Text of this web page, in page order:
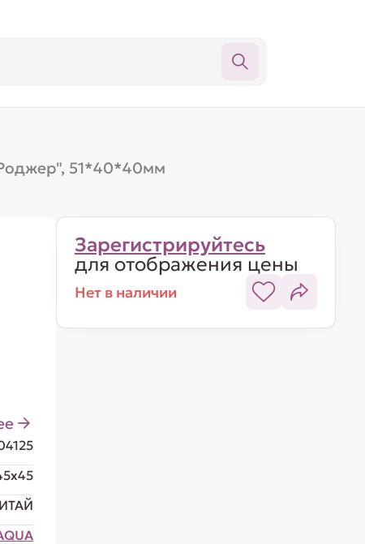
51*40*40мм
Зарегистрируйтесь
для отображения цены
Нет в наличии